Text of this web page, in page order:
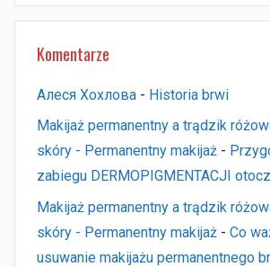
Komentarze
Алеся Хохлова - Historia brwi
Makijaż permanentny a trądzik
skóry - Permanentny makijaż -
zabiegu DERMOPIGMENTACJI
Makijaż permanentny a trądzik
skóry - Permanentny makijaż - Co
usuwanie makijażu permanentnego